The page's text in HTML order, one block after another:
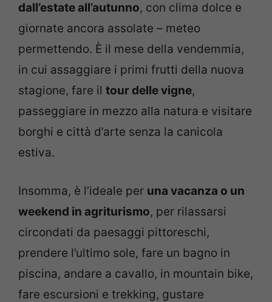
dall’estate all’autunno, con clima dolce e
giornate ancora assolate – meteo
permettendo. È il mese della vendemmia,
in cui assaggiare i primi frutti della nuova
stagione, fare il tour delle vigne,
passeggiare in mezzo alla natura e visitare
borghi e città d’arte senza la canicola
estiva.
Insomma, è l’ideale per una vacanza o un
weekend in agriturismo, per rilassarsi
circondati da paesaggi pittoreschi,
prendere l’ultimo sole, fare un bagno in
piscina, andare a cavallo, in mountain bike,
fare escursioni e trekking, gustare